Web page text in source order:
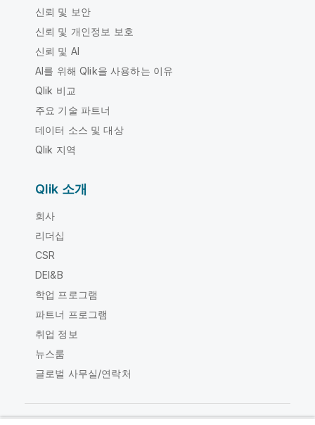
신뢰 및 보안
신뢰 및 개인정보 보호
신뢰 및 AI
AI를 위해 Qlik을 사용하는 이유
Qlik 비교
주요 기술 파트너
데이터 소스 및 대상
Qlik 지역
Qlik 소개
회사
리더십
CSR
DEI&B
학업 프로그램
파트너 프로그램
취업 정보
뉴스룸
글로벌 사무실/연락처